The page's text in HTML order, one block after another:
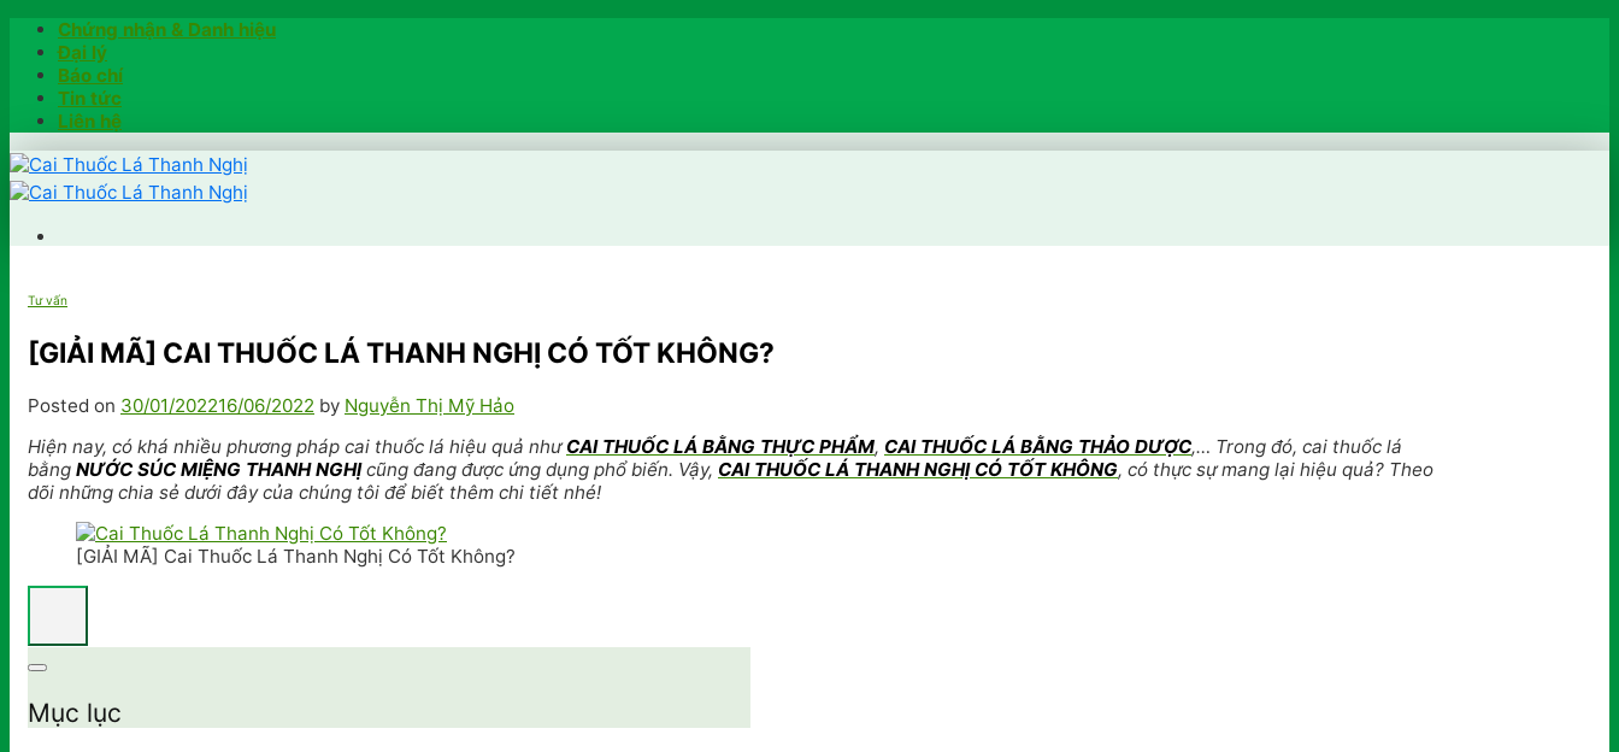
Skip
content
Chứng nhận & Danh hiệu
Đại lý
Báo chí
Tin tức
Liên hệ
Hướng dẫn
Kiểm tra chính hãng
Đặt hàng
Hotline: 0902791922
Tư vấn
[GIẢI MÃ] CAI THUỐC LÁ THANH NGHỊ CÓ TỐT KHÔNG?
Posted on 30/01/202216/06/2022 by Nguyễn Thị Mỹ Hảo
Hiện nay, có khá nhiều phương pháp cai thuốc lá hiệu quả nhưCAI THUỐC LÁ BẰNG THỰC PHẨM, CAI THUỐC LÁ BẰNG THẢO DƯỢC,… Trong đó, cai thuốc lá
bằng NƯỚC SÚC MIỆNG THANH NGHỊcũng đang được ứng dụng phổ biến. Vậy, CAI THUỐC LÁ THANH NGHỊ CÓ TỐT KHÔNG, có thực sự mang lại hiệu quả? Theo
dõi những chia sẻ dưới đây của chúng tôi để biết thêm chi tiết nhé!
[GIẢI MÃ] Cai Thuốc Lá Thanh Nghị Có Tốt Không?
Mục lục